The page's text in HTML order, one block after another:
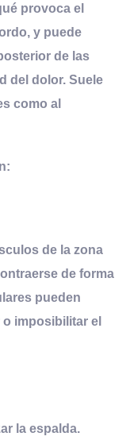
provoca el
y puede
de las
del dolor. Suele
como al
de la zona
de forma
pueden
imposibilitar el
la espalda.